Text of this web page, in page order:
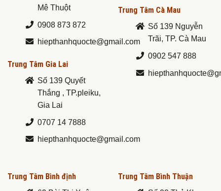
Mê Thuột
0908 873 872
hiepthanhquocte@gmail.com
Trung Tâm Gia Lai
Số 139 Quyết
Thắng , TP.pleiku,
Gia Lai
0707 14 7888
hiepthanhquocte@gmail.com
Trung Tâm Cà Mau
Số 139 Nguyễn
Trãi, TP. Cà Mau
0902 547 888
Trung Tâm Bình định Trung Tâm Bình Thuận